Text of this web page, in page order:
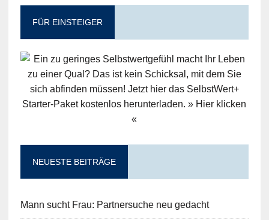
FÜR EINSTEIGER
NEUESTE BEITRÄGE
Mann sucht Frau: Partnersuche neu gedacht